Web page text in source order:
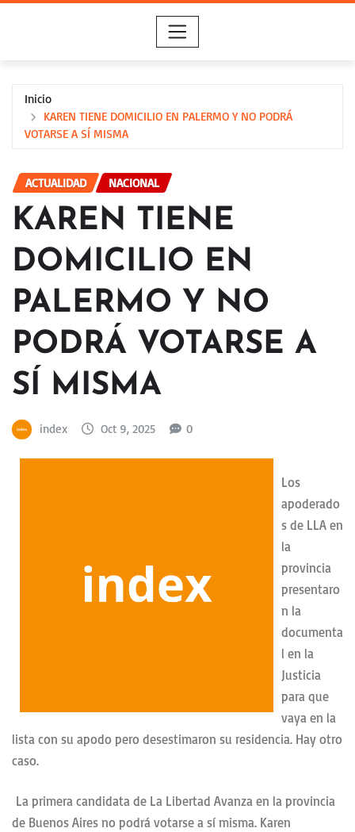
Inicio
KAREN TIENE DOMICILIO EN PALERMO Y NO PODRÁ
VOTARSE A SÍ MISMA
ACTUALIDAD NACIONAL
KAREN TIENE
DOMICILIO EN
PALERMO Y NO
PODRÁ VOTARSE A
SÍ MISMA
index Oct 9, 2025 0
Los
apoderado
s de LLA en
la
provincia
presentaro
n la
documenta
l en la
Justicia
para que
vaya en la
lista con su apodo pero desestimaron su residencia. Hay otro
caso.
La primera candidata de La Libertad Avanza en la provincia
de Buenos Aires no podrá votarse a sí misma. Karen